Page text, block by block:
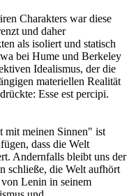
Charakters war diese
und daher
als isoliert und statisch
bei Hume und Berkeley
Idealismus, der die
materiellen Realität
Esse est percipi.
mit meinen Sinnen" ist
dass die Welt
Andernfalls bleibt uns der
schließe, die Welt aufhört
Lenin in seinem